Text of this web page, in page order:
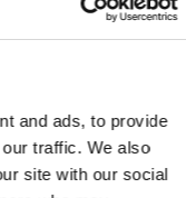
and ads, to provide
traffic. We also
site with our social
y exigir sus
que esta película,
que viven
resultas de ello,